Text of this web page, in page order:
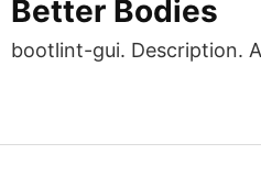
Better Bodies
bootlint-gui. Description.